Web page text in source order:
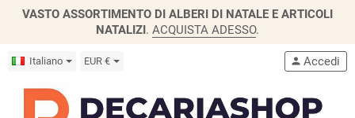
VASTO ASSORTIMENTO DI ALBERI DI NATALE E ARTICOLI
NATALIZI. ACQUISTA ADESSO.
Italiano EUR € person Accedi